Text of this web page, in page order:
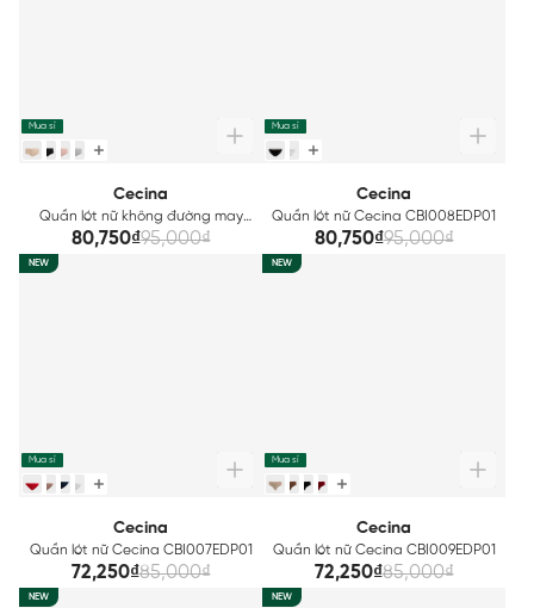
Mua sỉ
Cecina
Quần lót nữ không đường may
Cecina CBI002EDP01
80,750₫95,000₫
Mua sỉ
Cecina
Quần lót nữ Cecina CBI008EDP01
80,750₫95,000₫
NEW
Mua sỉ
Cecina
Quần lót nữ Cecina CBI007EDP01
72,250₫85,000₫
NEW
Mua sỉ
Cecina
Quần lót nữ Cecina CBI009EDP01
72,250₫85,000₫
NEW NEW